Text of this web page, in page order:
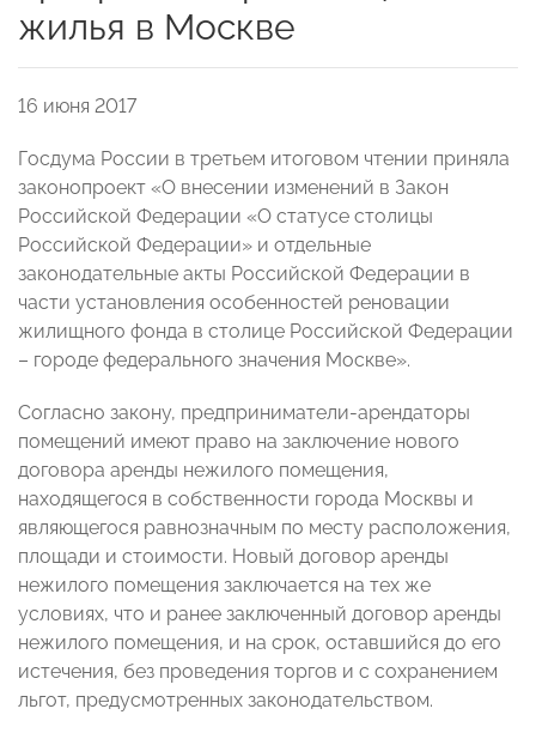
жилья в Москве
16 июня 2017
Госдума России в третьем итоговом чтении приняла
законопроект «О внесении изменений в Закон
Российской Федерации «О статусе столицы
Российской Федерации» и отдельные
законодательные акты Российской Федерации в
части установления особенностей реновации
жилищного фонда в столице Российской Федерации
– городе федерального значения Москве».
Согласно закону, предприниматели-арендаторы
помещений имеют право на заключение нового
договора аренды нежилого помещения,
находящегося в собственности города Москвы и
являющегося равнозначным по месту расположения,
площади и стоимости. Новый договор аренды
нежилого помещения заключается на тех же
условиях, что и ранее заключенный договор аренды
нежилого помещения, и на срок, оставшийся до его
истечения, без проведения торгов и с сохранением
льгот, предусмотренных законодательством.